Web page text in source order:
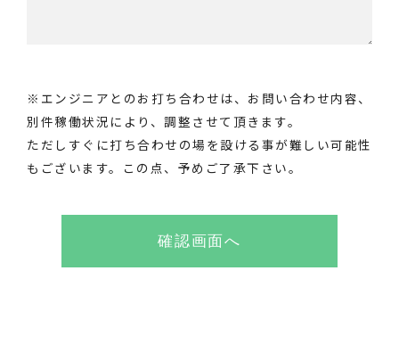
※エンジニアとのお打ち合わせは、お問い合わせ内容、
別件稼働状況により、調整させて頂きます。
ただしすぐに打ち合わせの場を設ける事が難しい可能性
もございます。この点、予めご了承下さい。